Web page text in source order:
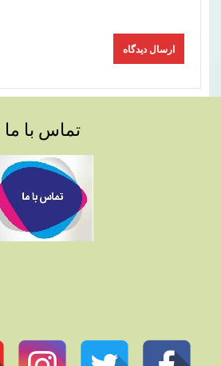
تماس با ما